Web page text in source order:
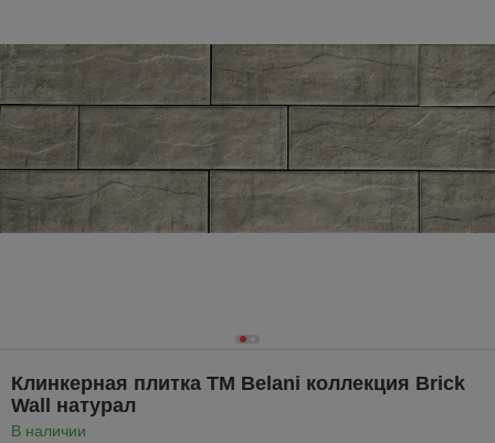
Клинкерная плитка ТМ Belani коллекция Brick
Wall натурал
В наличии